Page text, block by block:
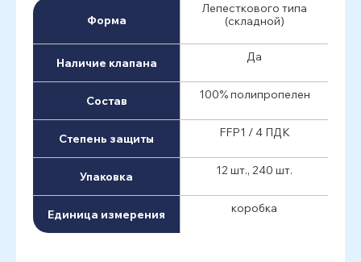
Форма
Лепесткового типа
(складной)
Наличие клапана Да
Состав 100% полипропелен
Степень защиты FFP1 / 4 ПДК
Упаковка 12 шт., 240 шт.
Единица измерения коробка